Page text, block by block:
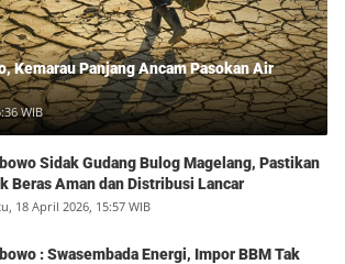
Kemarau Panjang Ancam Pasokan Air
WIB
Sidak Gudang Bulog Magelang, Pastikan
Beras Aman dan Distribusi Lancar
18 April 2026, 15:57 WIB
: Swasembada Energi, Impor BBM Tak